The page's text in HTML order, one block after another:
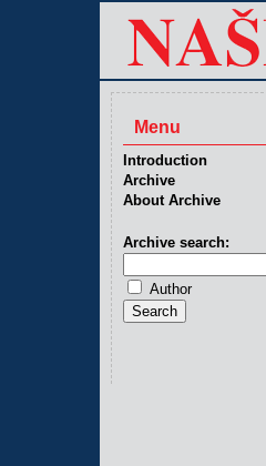
Menu
Introduction
Archive
About Archive
Archive search:
Author